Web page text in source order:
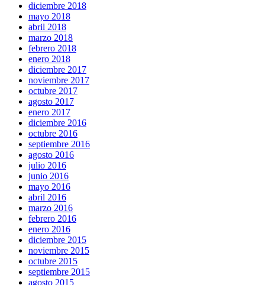
diciembre 2018
mayo 2018
abril 2018
marzo 2018
febrero 2018
enero 2018
diciembre 2017
noviembre 2017
octubre 2017
agosto 2017
enero 2017
diciembre 2016
octubre 2016
septiembre 2016
agosto 2016
julio 2016
junio 2016
mayo 2016
abril 2016
marzo 2016
febrero 2016
enero 2016
diciembre 2015
noviembre 2015
octubre 2015
septiembre 2015
agosto 2015